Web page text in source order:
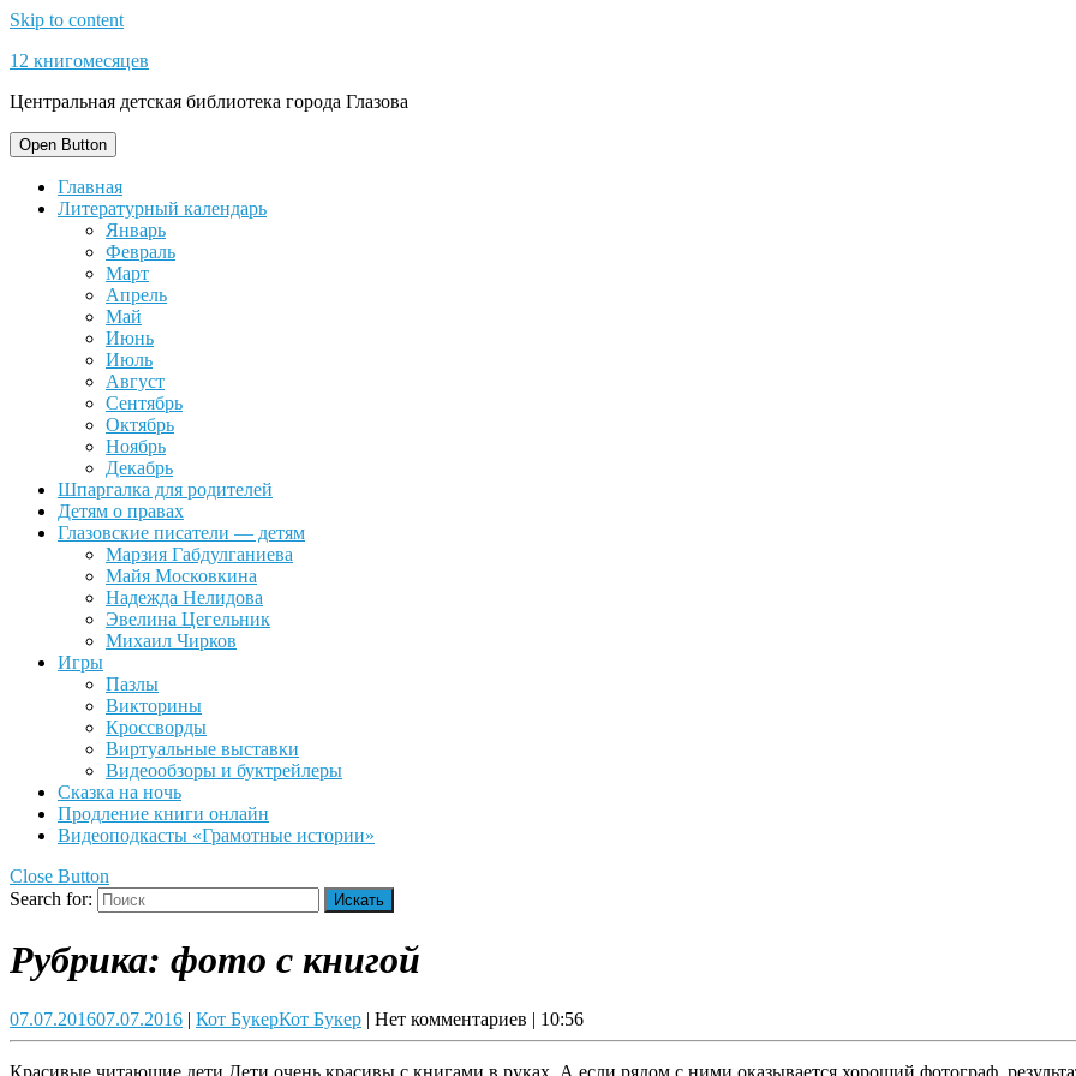
Skip to content
12 книгомесяцев
Центральная детская библиотека города Глазова
Open Button
Главная
Литературный календарь
Январь
Февраль
Март
Апрель
Май
Июнь
Июль
Август
Сентябрь
Октябрь
Ноябрь
Декабрь
Шпаргалка для родителей
Детям о правах
Глазовские писатели — детям
Марзия Габдулганиева
Майя Московкина
Надежда Нелидова
Эвелина Цегельник
Михаил Чирков
Игры
Пазлы
Викторины
Кроссворды
Виртуальные выставки
Видеообзоры и буктрейлеры
Сказка на ночь
Продление книги онлайн
Видеоподкасты «Грамотные истории»
Close Button
Search for:
Рубрика: фото с книгой
07.07.201607.07.2016 | Кот БукерКот Букер | Нет комментариев | 10:56
Красивые читающие дети Дети очень красивы с книгами в руках. А если рядом с ними оказывается хороший фотограф,